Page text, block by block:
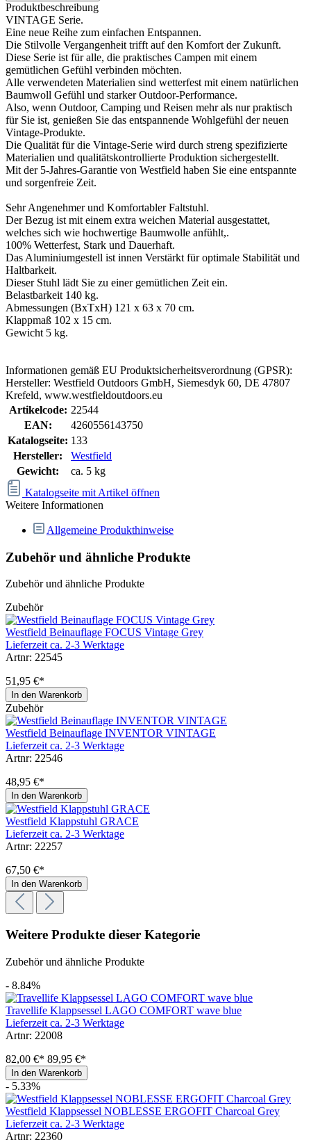
Produktbeschreibung
VINTAGE Serie.
Eine neue Reihe zum einfachen Entspannen.
Die Stilvolle Vergangenheit trifft auf den Komfort der Zukunft.
Diese Serie ist für alle, die praktisches Campen mit einem
gemütlichen Gefühl verbinden möchten.
Alle verwendeten Materialien sind wetterfest mit einem natürlichen
Baumwoll Gefühl und starker Outdoor-Performance.
Also, wenn Outdoor, Camping und Reisen mehr als nur praktisch
für Sie ist, genießen Sie das entspannende Wohlgefühl der neuen
Vintage-Produkte.
Die Qualität für die Vintage-Serie wird durch streng spezifizierte
Materialien und qualitätskontrollierte Produktion sichergestellt.
Mit der 5-Jahres-Garantie von Westfield haben Sie eine entspannte
und sorgenfreie Zeit.
Sehr Angenehmer und Komfortabler Faltstuhl.
Der Bezug ist mit einem extra weichen Material ausgestattet,
welches sich wie hochwertige Baumwolle anfühlt,.
100% Wetterfest, Stark und Dauerhaft.
Das Aluminiumgestell ist innen Verstärkt für optimale Stabilität und
Haltbarkeit.
Dieser Stuhl lädt Sie zu einer gemütlichen Zeit ein.
Belastbarkeit 140 kg.
Abmessungen (BxTxH) 121 x 63 x 70 cm.
Klappmaß 102 x 15 cm.
Gewicht 5 kg.
Informationen gemäß EU Produktsicherheitsverordnung (GPSR):
Hersteller: Westfield Outdoors GmbH, Siemesdyk 60, DE 47807
Krefeld, www.westfieldoutdoors.eu
Artikelcode: 22544
EAN:
4260556143750
Katalogseite: 133
Hersteller:
Westfield
Gewicht:
ca. 5 kg
Katalogseite mit Artikel öffnen
Weitere Informationen
Allgemeine Produkthinweise
Zubehör und ähnliche Produkte
Zubehör und ähnliche Produkte
Zubehör
Westfield Beinauflage FOCUS Vintage Grey
Lieferzeit ca. 2-3 Werktage
Artnr: 22545
51,95 €*
In den Warenkorb
Zubehör
Westfield Beinauflage INVENTOR VINTAGE
Lieferzeit ca. 2-3 Werktage
Artnr: 22546
48,95 €*
In den Warenkorb
Westfield Klappstuhl GRACE
Lieferzeit ca. 2-3 Werktage
Artnr: 22257
67,50 €*
In den Warenkorb
Weitere Produkte dieser Kategorie
Zubehör und ähnliche Produkte
- 8.84%
Travellife Klappsessel LAGO COMFORT wave blue
Lieferzeit ca. 2-3 Werktage
Artnr: 22008
82,00 €* 89,95 €*
In den Warenkorb
- 5.33%
Westfield Klappsessel NOBLESSE ERGOFIT Charcoal Grey
Lieferzeit ca. 2-3 Werktage
Artnr: 22360